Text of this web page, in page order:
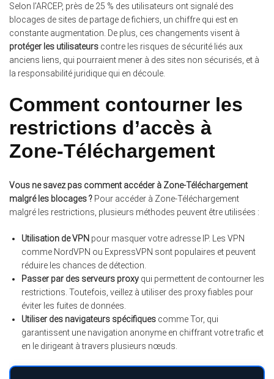
Selon l’ARCEP, près de 25 % des utilisateurs ont signalé des
blocages de sites de partage de fichiers, un chiffre qui est en
constante augmentation. De plus, ces changements visent à
protéger les utilisateurs contre les risques de sécurité liés aux
anciens liens, qui pourraient mener à des sites non sécurisés, et à
la responsabilité juridique qui en découle.
Comment contourner les
restrictions d’accès à
Zone-Téléchargement
Vous ne savez pas comment accéder à Zone-Téléchargement
malgré les blocages ? Pour accéder à Zone-Téléchargement
malgré les restrictions, plusieurs méthodes peuvent être utilisées :
Utilisation de VPN pour masquer votre adresse IP. Les VPN
comme NordVPN ou ExpressVPN sont populaires et peuvent
réduire les chances de détection.
Passer par des serveurs proxy qui permettent de contourner les
restrictions. Toutefois, veillez à utiliser des proxy fiables pour
éviter les fuites de données.
Utiliser des navigateurs spécifiques comme Tor, qui
garantissent une navigation anonyme en chiffrant votre trafic et
en le dirigeant à travers plusieurs nœuds.